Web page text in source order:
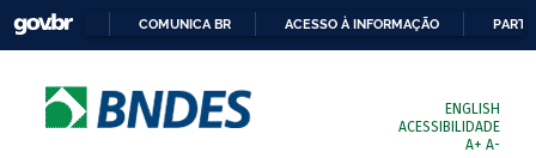
COMUNICA BR ACESSO À INFORMAÇÃO
ENGLISH
ACESSIBILIDADE
A+ A-